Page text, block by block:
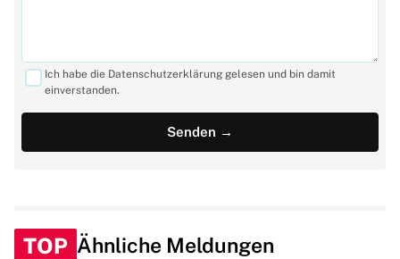
Ich habe die Datenschutzerklärung gelesen und bin damit
einverstanden.
TOP Ähnliche Meldungen